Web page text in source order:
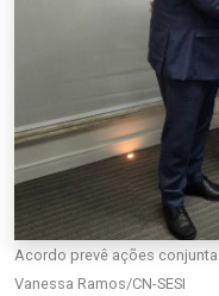
Acordo prevê ações
Vanessa Ramos/CN-SESI